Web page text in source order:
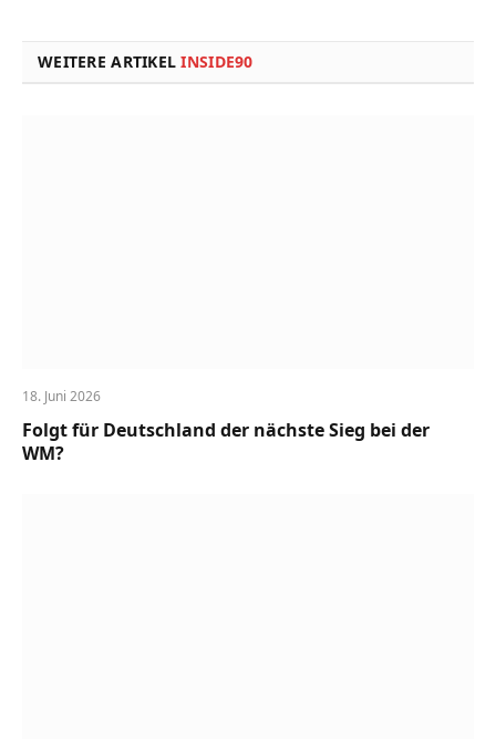
WEITERE ARTIKELINSIDE90
18. Juni 2026
Folgt für Deutschland der nächste Sieg bei der
WM?